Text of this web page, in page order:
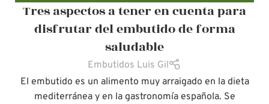
ETIQUETADO,JAMÓN, NUTRICIÓN,PRODUCCIÓN ECOLÓGICA,
PRODUCTOS ECOLÓGICOS
Tres aspectos a tener en cuenta para
disfrutar del embutido de forma
saludable
Embutidos Luis Gil
El embutido es un alimento muy arraigado en la dieta
mediterránea y en la gastronomía española. Se